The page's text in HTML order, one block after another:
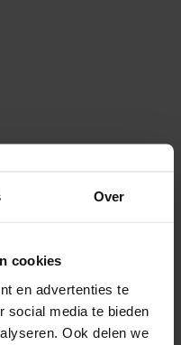
Over
cookies
en advertenties te
social media te bieden
Ook delen we